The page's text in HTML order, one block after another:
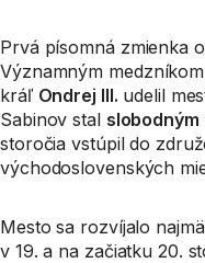
Prvá písomná zmienka
Významným
kráľ Ondrej III. udelil
Sabinov stal
storočia vstúpil do
východoslovenských
Mesto sa rozvíjalo
v 19. a na začiatku 20.